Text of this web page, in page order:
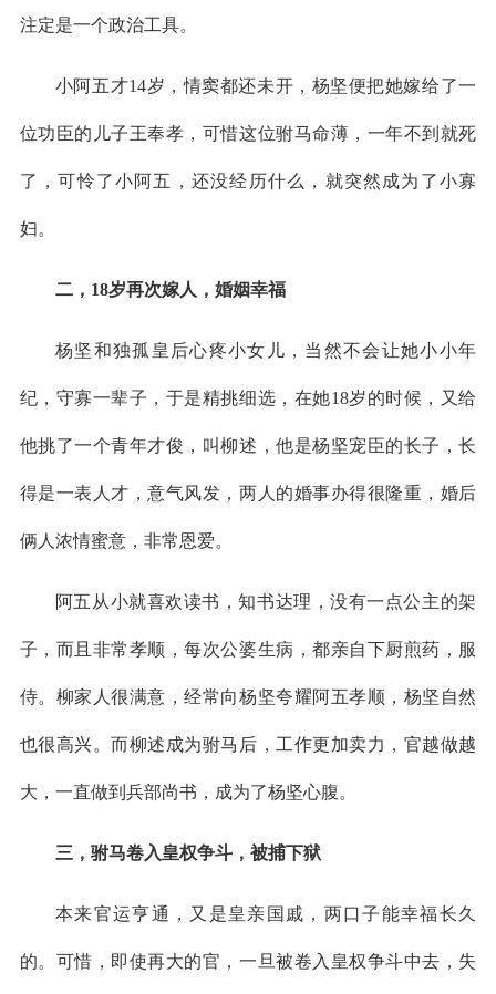
注定是一个政治工具。
小阿五才14岁，情窦都还未开，杨坚便把她嫁给了一
位功臣的儿子王奉孝，可惜这位驸马命薄，一年不到就死
了，可怜了小阿五，还没经历什么，就突然成为了小寡
妇。
二，18岁再次嫁人，婚姻幸福
杨坚和独孤皇后心疼小女儿，当然不会让她小小年
纪，守寡一辈子，于是精挑细选，在她18岁的时候，又给
他挑了一个青年才俊，叫柳述，他是杨坚宠臣的长子，长
得是一表人才，意气风发，两人的婚事办得很隆重，婚后
俩人浓情蜜意，非常恩爱。
阿五从小就喜欢读书，知书达理，没有一点公主的架
子，而且非常孝顺，每次公婆生病，都亲自下厨煎药，服
侍。柳家人很满意，经常向杨坚夸耀阿五孝顺，杨坚自然
也很高兴。而柳述成为驸马后，工作更加卖力，官越做越
大，一直做到兵部尚书，成为了杨坚心腹。
三，驸马卷入皇权争斗，被捕下狱
本来官运亨通，又是皇亲国戚，两口子能幸福长久
的。可惜，即使再大的官，一旦被卷入皇权争斗中去，失